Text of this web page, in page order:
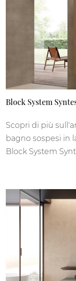
Block System
Scopri di più
bagno sospesi in
Block System